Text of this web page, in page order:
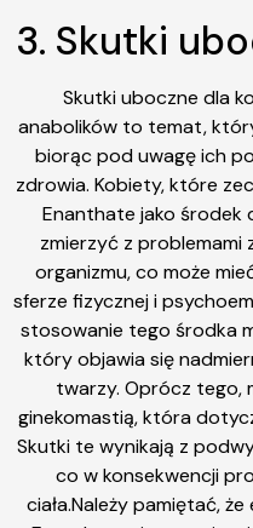
3. Skutki
Skutki uboczne dla
anabolików to temat,
biorąc pod uwagę ich
zdrowia. Kobiety, które
Enanthate jako środek
zmierzyć z problemami
organizmu, co może
sferze fizycznej i
stosowanie tego środka
który objawia się
twarzy. Oprócz tego,
ginekomastią, która
Skutki te wynikają z
co w konsekwencji
ciała.Należy pamiętać,